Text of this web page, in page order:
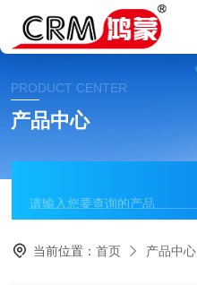
PRODUCT CENTER
产品中心
当前位置：首页 产品中心